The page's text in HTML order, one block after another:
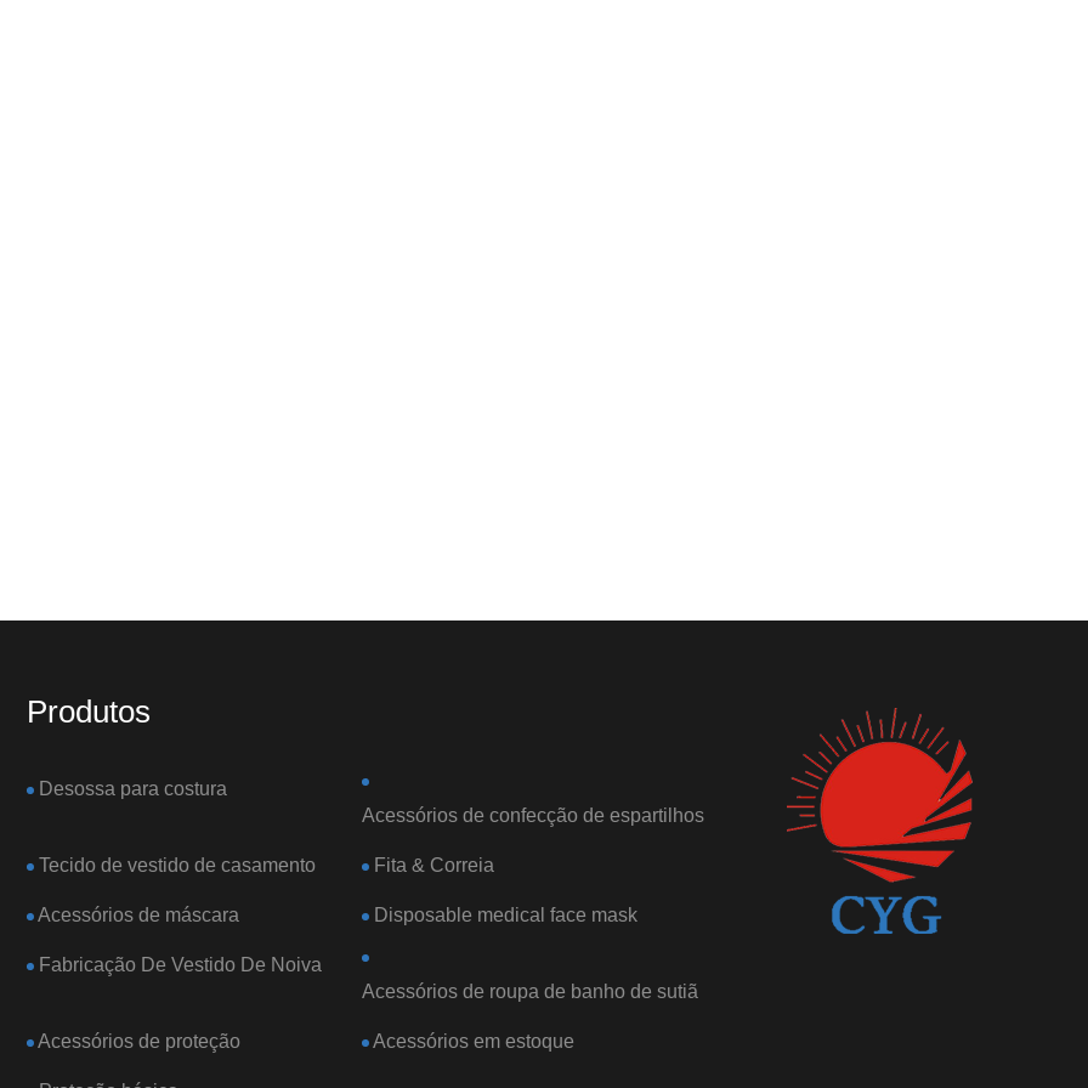
Produtos
Desossa para costura
Acessórios de confecção de espartilhos
Tecido de vestido de casamento Fita & Correia
Acessórios de máscara Disposable medical face mask
Fabricação De Vestido De Noiva
Acessórios de roupa de banho de sutiã
Acessórios de proteção Acessórios em estoque